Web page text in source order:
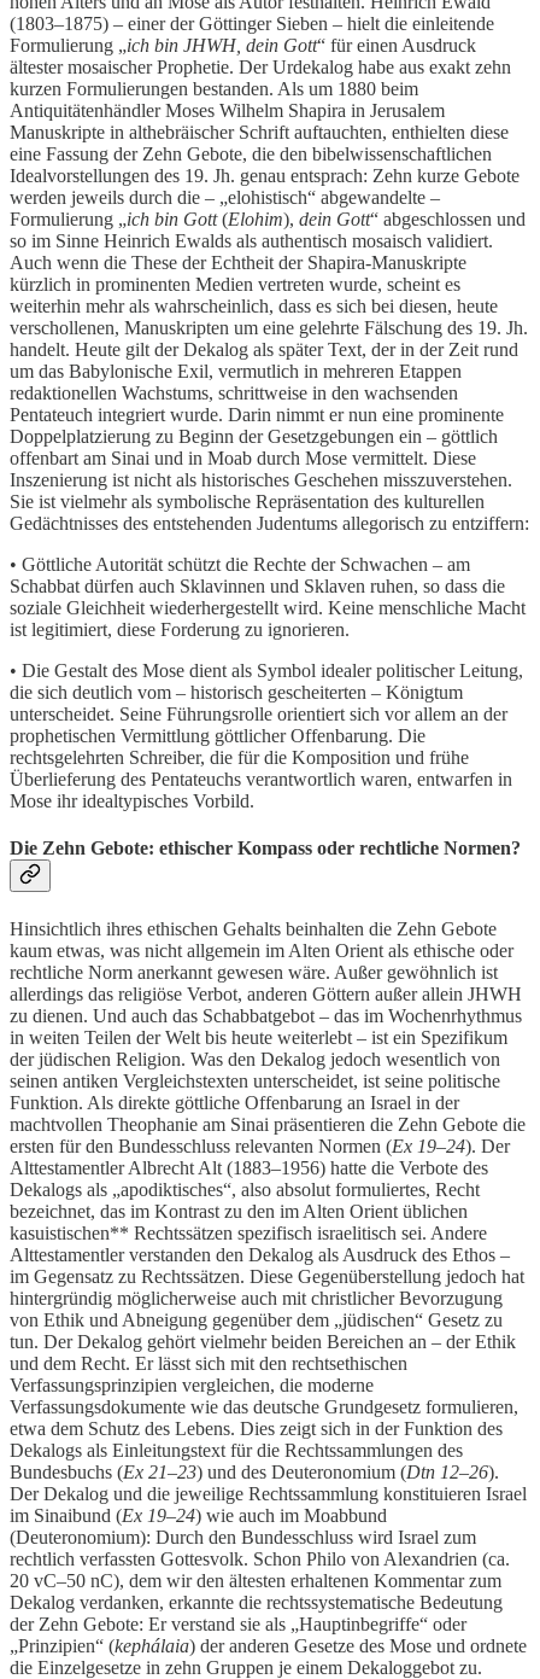
(1803–1875) – einer der Göttinger Sieben – hielt die einleitende
Formulierung „ich bin JHWH, dein Gott“ für einen Ausdruck
ältester mosaischer Prophetie. Der Urdekalog habe aus exakt zehn
kurzen Formulierungen bestanden. Als um 1880 beim
Antiquitätenhändler Moses Wilhelm Shapira in Jerusalem
Manuskripte in althebräischer Schrift auftauchten, enthielten diese
eine Fassung der Zehn Gebote, die den bibelwissenschaftlichen
Idealvorstellungen des 19. Jh. genau entsprach: Zehn kurze Gebote
werden jeweils durch die – „elohistisch“ abgewandelte –
Formulierung „ich bin Gott(Elohim), dein Gott“ abgeschlossen und
so im Sinne Heinrich Ewalds als authentisch mosaisch validiert.
Auch wenn die These der Echtheit der Shapira-Manuskripte
kürzlich in prominenten Medien vertreten wurde, scheint es
weiterhin mehr als wahrscheinlich, dass es sich bei diesen, heute
verschollenen, Manuskripten um eine gelehrte Fälschung des 19. Jh.
handelt. Heute gilt der Dekalog als später Text, der in der Zeit rund
um das Babylonische Exil, vermutlich in mehreren Etappen
redaktionellen Wachstums, schrittweise in den wachsenden
Pentateuch integriert wurde. Darin nimmt er nun eine prominente
Doppelplatzierung zu Beginn der Gesetzgebungen ein – göttlich
offenbart am Sinai und in Moab durch Mose vermittelt. Diese
Inszenierung ist nicht als historisches Geschehen misszuverstehen.
Sie ist vielmehr als symbolische Repräsentation des kulturellen
Gedächtnisses des entstehenden Judentums allegorisch zu entziffern:
• Göttliche Autorität schützt die Rechte der Schwachen – am
Schabbat dürfen auch Sklavinnen und Sklaven ruhen, so dass die
soziale Gleichheit wiederhergestellt wird. Keine menschliche Macht
ist legitimiert, diese Forderung zu ignorieren.
• Die Gestalt des Mose dient als Symbol idealer politischer Leitung,
die sich deutlich vom – historisch gescheiterten – Königtum
unterscheidet. Seine Führungsrolle orientiert sich vor allem an der
prophetischen Vermittlung göttlicher Offenbarung. Die
rechtsgelehrten Schreiber, die für die Komposition und frühe
Überlieferung des Pentateuchs verantwortlich waren, entwarfen in
Mose ihr idealtypisches Vorbild.
Die Zehn Gebote: ethischer Kompass oder rechtliche Normen?
Hinsichtlich ihres ethischen Gehalts beinhalten die Zehn Gebote
kaum etwas, was nicht allgemein im Alten Orient als ethische oder
rechtliche Norm anerkannt gewesen wäre. Außer gewöhnlich ist
allerdings das religiöse Verbot, anderen Göttern außer allein JHWH
zu dienen. Und auch das Schabbatgebot – das im Wochenrhythmus
in weiten Teilen der Welt bis heute weiterlebt – ist ein Spezifikum
der jüdischen Religion. Was den Dekalog jedoch wesentlich von
seinen antiken Vergleichstexten unterscheidet, ist seine politische
Funktion. Als direkte göttliche Offenbarung an Israel in der
machtvollen Theophanie am Sinai präsentieren die Zehn Gebote die
ersten für den Bundesschluss relevanten Normen (Ex 19–24). Der
Alttestamentler Albrecht Alt (1883–1956) hatte die Verbote des
Dekalogs als „apodiktisches“, also absolut formuliertes, Recht
bezeichnet, das im Kontrast zu den im Alten Orient üblichen
kasuistischen** Rechtssätzen spezifisch israelitisch sei. Andere
Alttestamentler verstanden den Dekalog als Ausdruck des Ethos –
im Gegensatz zu Rechtssätzen. Diese Gegenüberstellung jedoch hat
hintergründig möglicherweise auch mit christlicher Bevorzugung
von Ethik und Abneigung gegenüber dem „jüdischen“ Gesetz zu
tun. Der Dekalog gehört vielmehr beiden Bereichen an – der Ethik
und dem Recht. Er lässt sich mit den rechtsethischen
Verfassungsprinzipien vergleichen, die moderne
Verfassungsdokumente wie das deutsche Grundgesetz formulieren,
etwa dem Schutz des Lebens. Dies zeigt sich in der Funktion des
Dekalogs als Einleitungstext für die Rechtssammlungen des
Bundesbuchs (Ex 21–23) und des Deuteronomium (Dtn 12–26).
Der Dekalog und die jeweilige Rechtssammlung konstituieren Israel
im Sinaibund (Ex 19–24) wie auch im Moabbund
(Deuteronomium): Durch den Bundesschluss wird Israel zum
rechtlich verfassten Gottesvolk. Schon Philo von Alexandrien (ca.
20 vC–50 nC), dem wir den ältesten erhaltenen Kommentar zum
Dekalog verdanken, erkannte die rechtssystematische Bedeutung
der Zehn Gebote: Er verstand sie als „Hauptinbegriffe“ oder
„Prinzipien“ (kephálaia) der anderen Gesetze des Mose und ordnete
die Einzelgesetze in zehn Gruppen je einem Dekaloggebot zu.